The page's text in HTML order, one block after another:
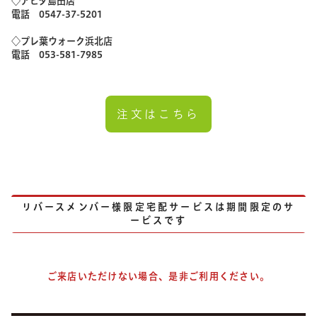
電話 0547-37-5201
◇プレ葉ウォーク浜北店
電話 053-581-7985
注文はこちら
リバースメンバー様限定宅配サービスは期間限定のサ
ービスです
ご来店いただけない場合、是非ご利用ください。